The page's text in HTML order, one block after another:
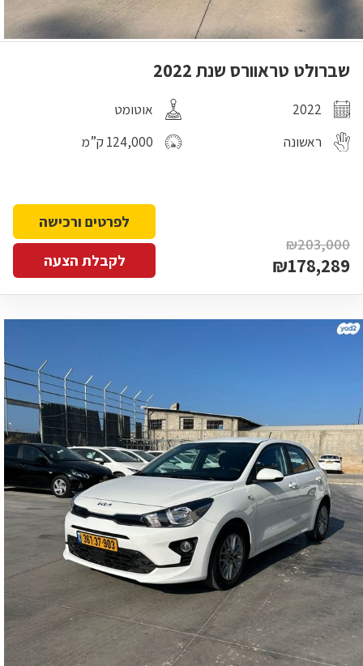
שברולט טראוורס שנת 2022
2022
אוטומט
ראשונה
124,000 ק”מ
₪203,000
₪178,289
לפרטים ורכישה
לקבלת הצעה